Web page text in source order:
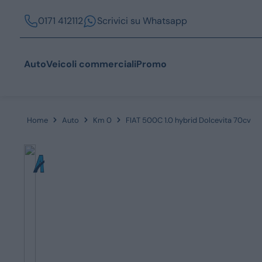
0171 412112 Scrivici su Whatsapp
AutoVeicoli commercialiPromo
Home Auto Km 0 FIAT 500C 1.0 hybrid Dolcevita 70cv